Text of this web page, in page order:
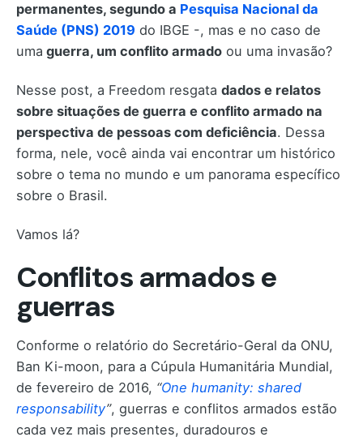
permanentes, segundo a Pesquisa Nacional da
Saúde (PNS) 2019 do IBGE -, mas e no caso de
uma guerra, um conflito armado ou uma invasão?
Nesse post, a Freedom resgata dados e relatos
sobre situações de guerra e conflito armado na
perspectiva de pessoas com deficiência. Dessa
forma, nele, você ainda vai encontrar um histórico
sobre o tema no mundo e um panorama específico
sobre o Brasil.
Vamos lá?
Conflitos armados e
guerras
Conforme o relatório do Secretário-Geral da ONU,
Ban Ki-moon, para a Cúpula Humanitária Mundial,
de fevereiro de 2016, “One humanity: shared
responsability”, guerras e conflitos armados estão
cada vez mais presentes, duradouros e